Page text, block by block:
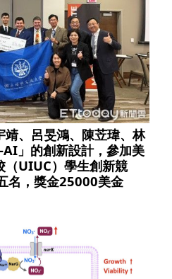
、呂旻鴻、陳苙瑋、林
」的創新設計，參加美
（UIUC）學生創新競
名，獎金25000美金